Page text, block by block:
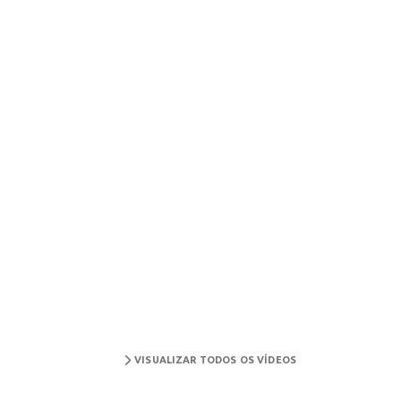
VISUALIZAR TODOS OS VÍDEOS